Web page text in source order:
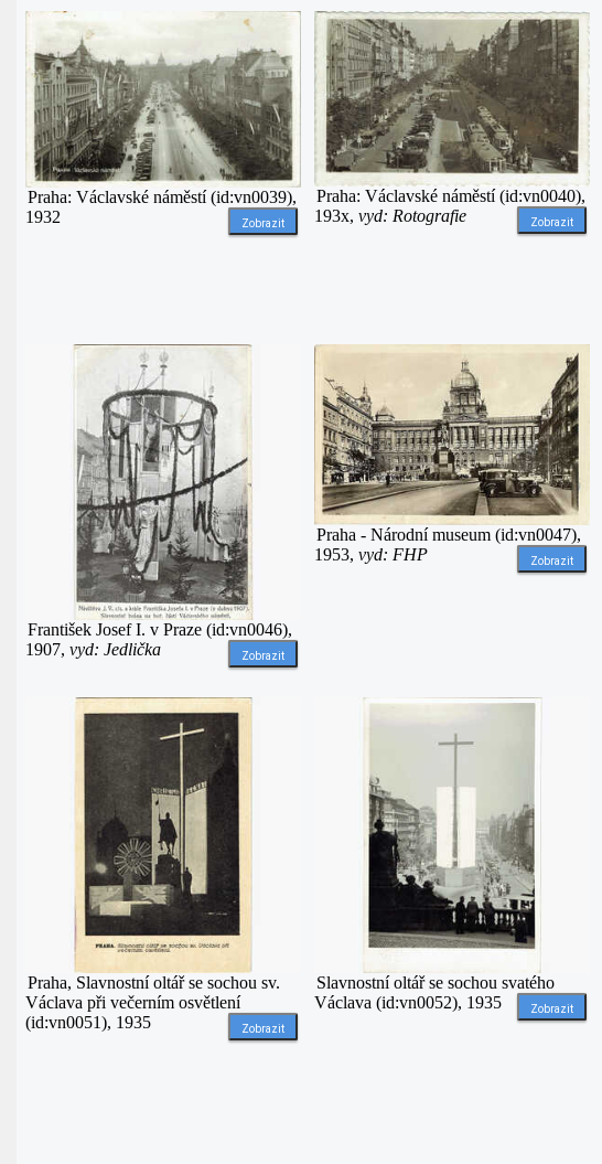
Praha: Václavské náměstí (id:vn0039),
1932
Zobrazit
Praha: Václavské náměstí (id:vn0040),
193x, vyd: Rotografie Zobrazit
František Josef I. v Praze (id:vn0046),
1907, vyd: Jedlička Zobrazit
Praha - Národní museum (id:vn0047),
1953, vyd: FHP Zobrazit
Praha, Slavnostní oltář se sochou sv.
Václava při večerním osvětlení
(id:vn0051), 1935
Zobrazit
Slavnostní oltář se sochou svatého
Václava (id:vn0052), 1935
Zobrazit